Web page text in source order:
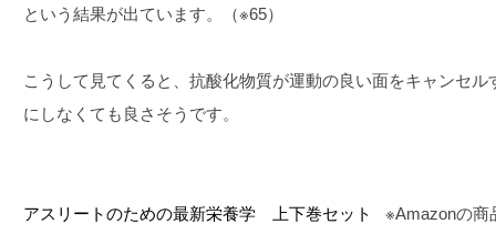
という結果が出ています。（※65）
こうして見てくると、抗酸化物質が運動の良い面をキャンセ
にしなくても良さそうです。
アスリートのための最新栄養学 上下巻セット ※Amazonの商